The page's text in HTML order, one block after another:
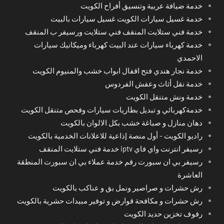
خدمة ضيافة عربية وتنسيق أفراح الكويت
خدمة غسيل سيارات الكويت غسيل سيارات بالبيت
خدمة فني ستلايت المنقف فني ستلايت ورسيفر ب المنقف
خدمة كهرباء سيارات عند البيت كهرباء وميكانيك سيارات
الاحمدي
خدمة نجار هندي فتح اقفال ابواب خشب والمنيوم الكويت
خدمة نقل أثاث وعفش الفردوس
خدمة ونش متنقل الكويت
خدمةكهربائي و تبديل بطاريات سيارات وفحص متنقل الكويت
دهان منازل و صباغة خشب بكل الالوان بالكويت
راديو الكويت - أول منصة إذاعية للاعلانات الخدمية بالكويت
رسيفر انترنت واي فاي iptv خدمة فني ستلايت المنقف
رسيفر بي ان سبورت رقم خدمة عملاء بي ان سبورت المنطقة
العاشرة
رش حشرات و صراصير ونمل بق و عناكب بالكويت
رش حشرات و مكافحة قوارض و توفير مبيدات حشرية بالكويت
رفوف تخزين حديد الكويت